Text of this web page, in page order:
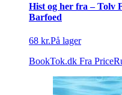
Hist og her fra – Tolv
Barfoed
68 kr.På lager
BookTok.dk Fra